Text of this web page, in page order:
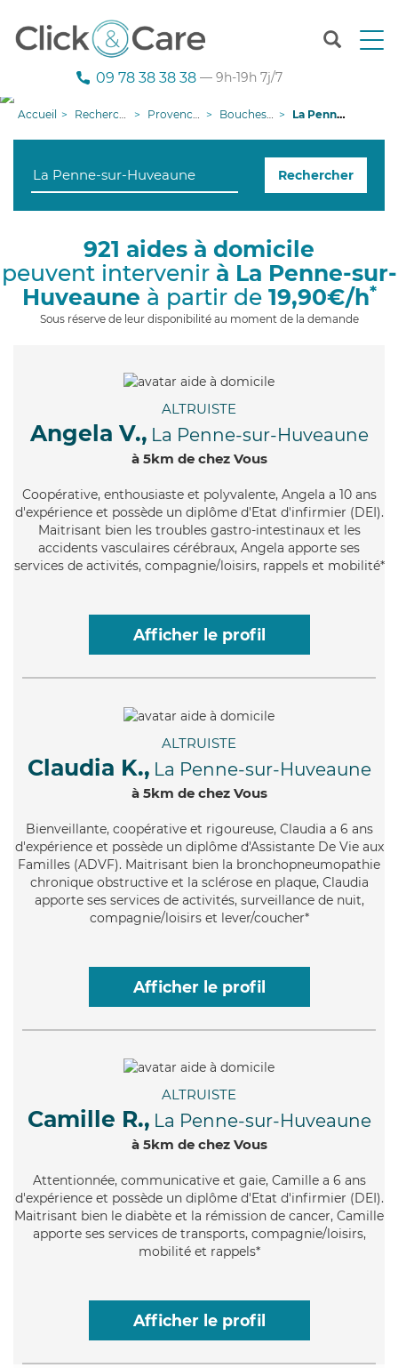
T
n
g
i
o
09 78 38 38 38 — 9h-19h 7j/7
Accueil Recherche aide à domicile Provence-Alpes-Côte d'Azur Bouches-du-Rhône La Penne-sur-Huveaune
Rechercher
921 aides à domicile
peuvent intervenir à La Penne-sur-
Huveaune à partir de 19,90€/h*
Sous réserve de leur disponibilité au moment de la demande
ALTRUISTE
Angela V., La Penne-sur-Huveaune
à 5km de chez Vous
Coopérative, enthousiaste et polyvalente, Angela a 10 ans
d'expérience et possède un diplôme d'Etat d'infirmier (DEI).
Maitrisant bien les troubles gastro-intestinaux et les
accidents vasculaires cérébraux, Angela apporte ses
services de activités, compagnie/loisirs, rappels et mobilité*
Afficher le profil
ALTRUISTE
Claudia K., La Penne-sur-Huveaune
à 5km de chez Vous
Bienveillante, coopérative et rigoureuse, Claudia a 6 ans
d'expérience et possède un diplôme d'Assistante De Vie aux
Familles (ADVF). Maitrisant bien la bronchopneumopathie
chronique obstructive et la sclérose en plaque, Claudia
apporte ses services de activités, surveillance de nuit,
compagnie/loisirs et lever/coucher*
Afficher le profil
ALTRUISTE
Camille R., La Penne-sur-Huveaune
à 5km de chez Vous
Attentionnée, communicative et gaie, Camille a 6 ans
d'expérience et possède un diplôme d'Etat d'infirmier (DEI).
Maitrisant bien le diabète et la rémission de cancer, Camille
apporte ses services de transports, compagnie/loisirs,
mobilité et rappels*
Afficher le profil